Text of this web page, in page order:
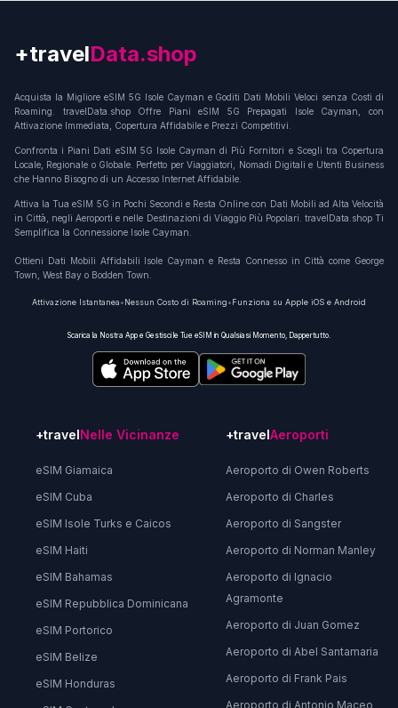
+travelConnection
Acquista la Migliore eSIM 5G Isole Cayman e Goditi Dati Mobili Veloci senza Costi di
Roaming. travelData.shop Offre Piani eSIM 5G Prepagati Isole Cayman, con
Attivazione Immediata, Copertura Affidabile e Prezzi Competitivi.
Confronta i Piani Dati eSIM 5G Isole Cayman di Più Fornitori e Scegli tra Copertura
Locale, Regionale o Globale. Perfetto per Viaggiatori, Nomadi Digitali e Utenti Business
che Hanno Bisogno di un Accesso Internet Affidabile.
Attiva la Tua eSIM 5G in Pochi Secondi e Resta Online con Dati Mobili ad Alta Velocità
in Città, negli Aeroporti e nelle Destinazioni di Viaggio Più Popolari. travelData.shop Ti
Semplifica la Connessione Isole Cayman.
Ottieni Dati Mobili Affidabili Isole Cayman e Resta Connesso in Città come George
Town, West Bay o Bodden Town.
Attivazione Istantanea•Nessun Costo di Roaming•Funziona su Apple iOS e Android
Scarica la Nostra App e Gestisci le Tue eSIM in Qualsiasi Momento, Dappertutto.
+travelNelle Vicinanze
eSIM Giamaica
eSIM Cuba
eSIM Isole Turks e Caicos
eSIM Haiti
eSIM Bahamas
eSIM Repubblica Dominicana
eSIM Portorico
eSIM Belize
eSIM Honduras
+travelAeroporti
Aeroporto di Owen Roberts
Aeroporto di Charles
Aeroporto di Sangster
Aeroporto di Norman Manley
Aeroporto di Ignacio
Agramonte
Aeroporto di Juan Gomez
Aeroporto di Abel Santamaria
Aeroporto di Frank Pais
Aeroporto di Antonio Maceo